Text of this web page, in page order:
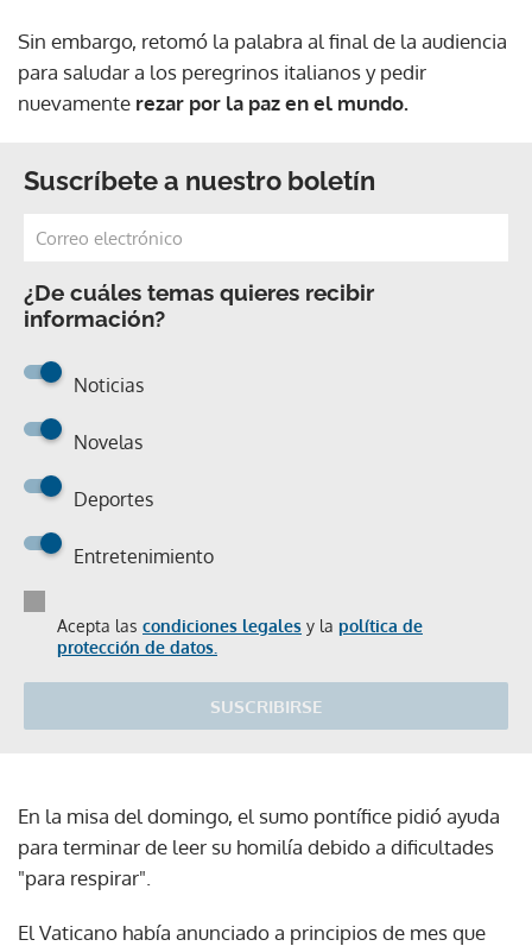
Sin embargo, retomó la palabra al final de la audiencia
para saludar a los peregrinos italianos y pedir
nuevamente rezar por la paz en el mundo.
Suscríbete a nuestro boletín
¿De cuáles temas quieres recibir
información?
Noticias
Novelas
Deportes
Entretenimiento
Acepta las condiciones legales y la política de
protección de datos.
SUSCRIBIRSE
En la misa del domingo, el sumo pontífice pidió ayuda
para terminar de leer su homilía debido a dificultades
"para respirar".
El Vaticano había anunciado a principios de mes que